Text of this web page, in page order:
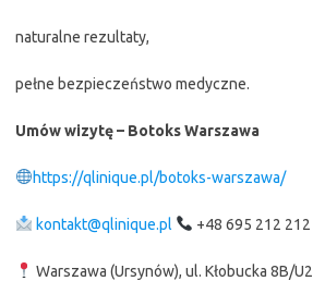
naturalne rezultaty,
pełne bezpieczeństwo medyczne.
Umów wizytę – Botoks Warszawa
https://qlinique.pl/botoks-warszawa/
kontakt@qlinique.pl +48 695 212 212
Warszawa (Ursynów), ul. Kłobucka 8B/U2